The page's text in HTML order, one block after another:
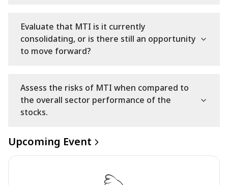
Evaluate that MTI is it currently
consolidating, or is there still an opportunity
to move forward?
Assess the risks of MTI when compared to
the overall sector performance of the
stocks.
Upcoming Event